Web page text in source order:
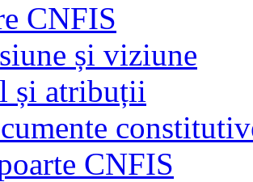
CNFIS
și viziune
și atribuții
CNFIS